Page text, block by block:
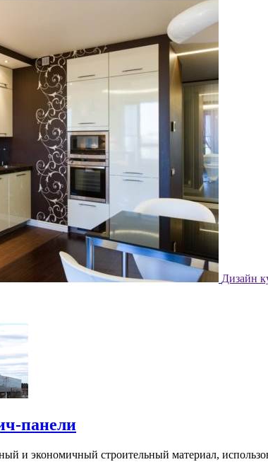
Дизайн
панели
и экономичный строительный материал,